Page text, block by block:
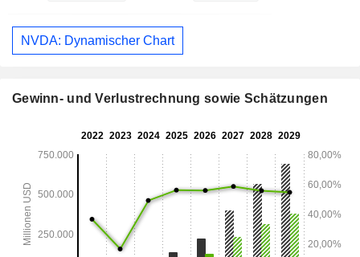
NVDA: Dynamischer Chart
Gewinn- und Verlustrechnung sowie Schätzungen